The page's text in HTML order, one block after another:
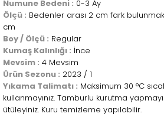
Numune Bedeni : 0-3 Ay
Ölçü : Bedenler arası 2 cm fark
cm
Boy / Ölçü : Regular
Kumaş Kalınlığı : İnce
Mevsim : 4 Mevsim
Ürün Sezonu : 2023 / 1
Yıkama Talimatı : Maksimum 30 °C
kullanmayınız. Tamburlu kurutma
ütüleyiniz. Kuru temizleme yapılabilir.